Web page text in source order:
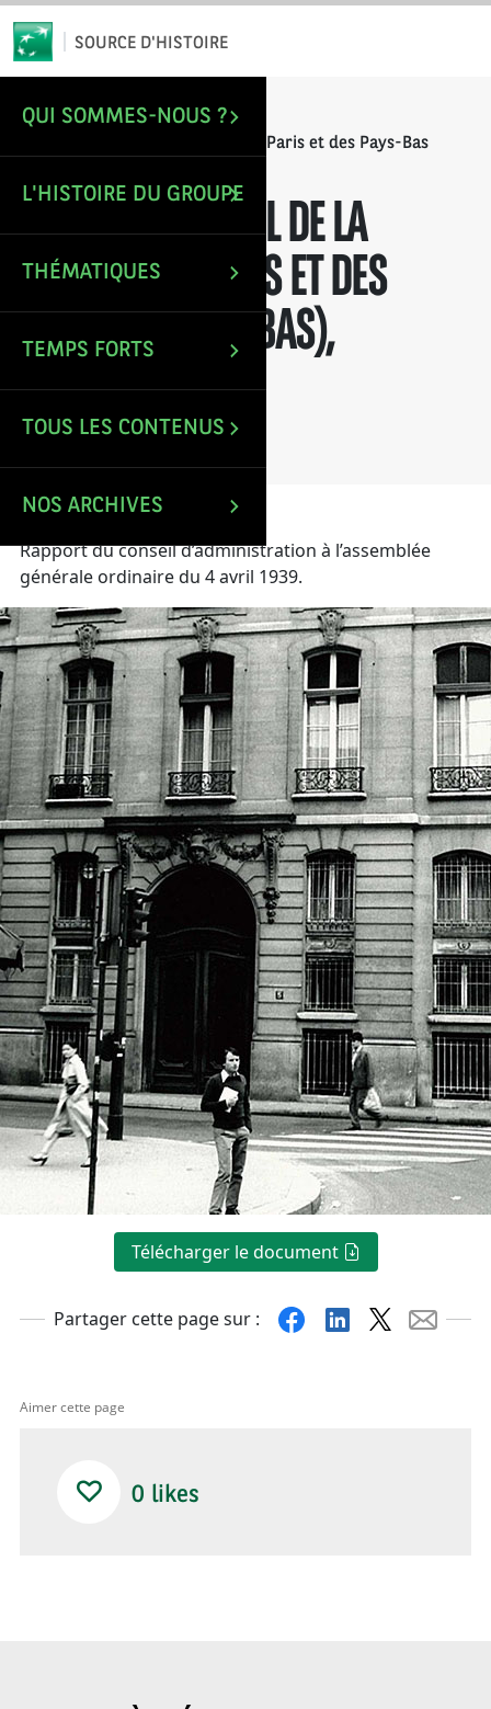
SOURCE D'HISTOIRE
QUI SOMMES-NOUS ?
L'HISTOIRE DU GROUPE
THÉMATIQUES
TEMPS FORTS
TOUS LES CONTENUS
NOS ARCHIVES
ACCUEIL/ RAPPORTS ANNUELS/
Rapport annuel de la Banque de Paris et des Pays-Bas
RAPPORT ANNUEL DE LA
BANQUE DE PARIS ET DES
PAYS-BAS (PARIBAS),
EXERCICE 1938
Mise à jour le : 9 Déc 2021
Rapport du conseil d’administration à l’assemblée
générale ordinaire du 4 avril 1939.
Télécharger le document
Partager cette page sur : FacebookLinkedin Mail
Aimer cette page
0 likes
Email